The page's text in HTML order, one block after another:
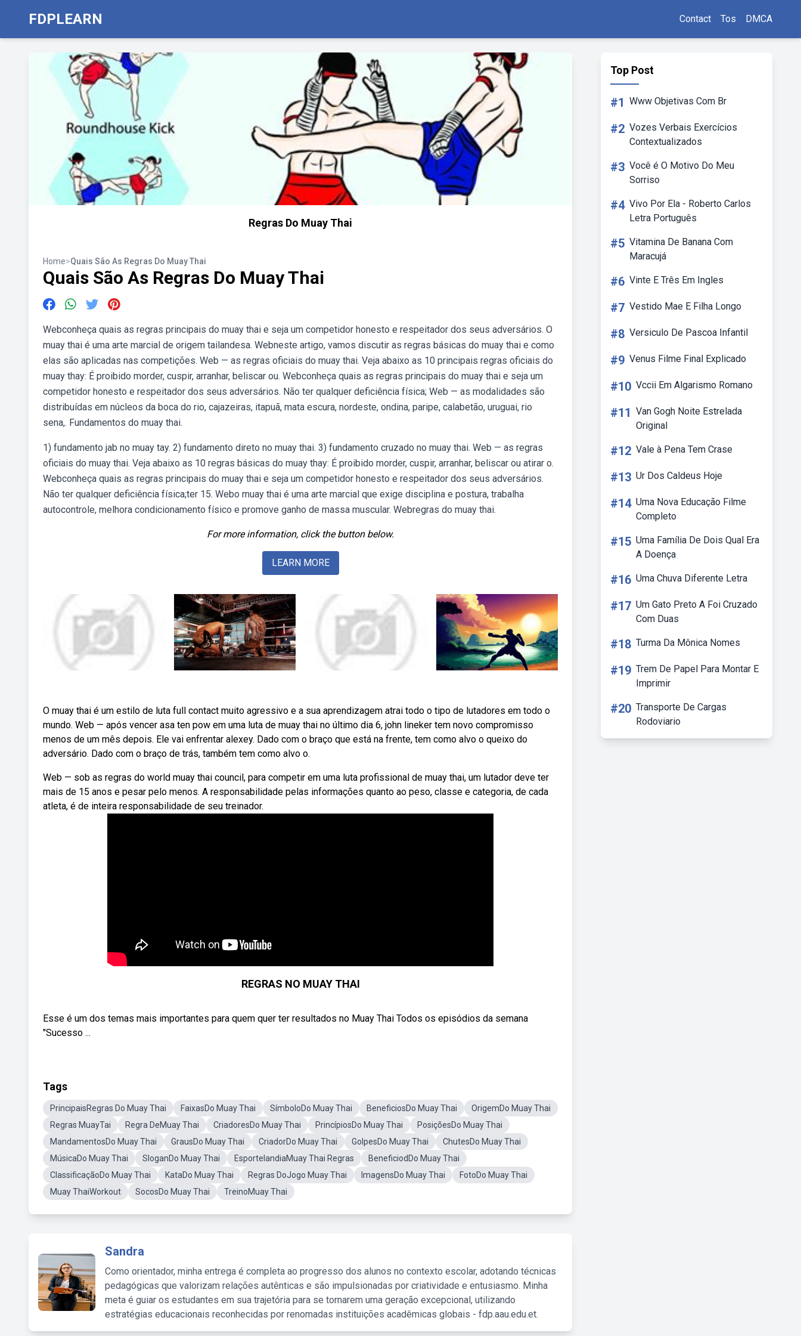
FDPLEARN Contact Tos DMCA
Regras Do Muay Thai
Home>Quais São As Regras Do Muay Thai
Quais São As Regras Do Muay Thai
Webconheça quais as regras principais do muay thai e seja um competidor honesto e respeitador dos seus adversários. O
muay thai é uma arte marcial de origem tailandesa. Webneste artigo, vamos discutir as regras básicas do muay thai e como
elas são aplicadas nas competições. Web — as regras oficiais do muay thai. Veja abaixo as 10 principais regras oficiais do
muay thay: É proibido morder, cuspir, arranhar, beliscar ou. Webconheça quais as regras principais do muay thai e seja um
competidor honesto e respeitador dos seus adversários. Não ter qualquer deficiência física; Web — as modalidades são
distribuídas em núcleos da boca do rio, cajazeiras, itapuã, mata escura, nordeste, ondina, paripe, calabetão, uruguai, rio
sena,. Fundamentos do muay thai.
1) fundamento jab no muay tay. 2) fundamento direto no muay thai. 3) fundamento cruzado no muay thai. Web — as regras
oficiais do muay thai. Veja abaixo as 10 regras básicas do muay thay: É proibido morder, cuspir, arranhar, beliscar ou atirar o.
Webconheça quais as regras principais do muay thai e seja um competidor honesto e respeitador dos seus adversários.
Não ter qualquer deficiência física;ter 15. Webo muay thai é uma arte marcial que exige disciplina e postura, trabalha
autocontrole, melhora condicionamento físico e promove ganho de massa muscular. Webregras do muay thai.
For more information, click the button below.
LEARN MORE
O muay thai é um estilo de luta full contact muito agressivo e a sua aprendizagem atrai todo o tipo de lutadores em todo o
mundo. Web — após vencer asa ten pow em uma luta de muay thai no último dia 6, john lineker tem novo compromisso
menos de um mês depois. Ele vai enfrentar alexey. Dado com o braço que está na frente, tem como alvo o queixo do
adversário. Dado com o braço de trás, também tem como alvo o.
Web — sob as regras do world muay thai council, para competir em uma luta profissional de muay thai, um lutador deve ter
mais de 15 anos e pesar pelo menos. A responsabilidade pelas informações quanto ao peso, classe e categoria, de cada
atleta, é de inteira responsabilidade de seu treinador.
REGRAS NO MUAY THAI
Esse é um dos temas mais importantes para quem quer ter resultados no Muay Thai Todos os episódios da semana
"Sucesso ...
Tags
PrincipaisRegras Do Muay Thai FaixasDo Muay Thai SímboloDo Muay Thai BeneficiosDo Muay Thai
OrigemDo Muay Thai
Regras MuayTai
Regra DeMuay Thai CriadoresDo Muay Thai PrincípiosDo Muay Thai
PosiçõesDo Muay Thai
MandamentosDo Muay Thai
GrausDo Muay Thai CriadorDo Muay Thai GolpesDo Muay Thai
ChutesDo Muay Thai
MúsicaDo Muay Thai
SloganDo Muay Thai EsportelandiaMuay Thai Regras
BeneficiodDo Muay Thai
ClassificaçãoDo Muay Thai
KataDo Muay Thai Regras DoJogo Muay Thai ImagensDo Muay Thai
FotoDo Muay Thai
Muay ThaiWorkout
SocosDo Muay Thai TreinoMuay Thai
Sandra
Como orientador, minha entrega é completa ao progresso dos alunos no contexto escolar, adotando técnicas
pedagógicas que valorizam relações autênticas e são impulsionadas por criatividade e entusiasmo. Minha
meta é guiar os estudantes em sua trajetória para se tornarem uma geração excepcional, utilizando
estratégias educacionais reconhecidas por renomadas instituições acadêmicas globais - fdp.aau.edu.et.
Top Post
#1 Www Objetivas Com Br
#2 Vozes Verbais Exercícios
Contextualizados
#3 Você é O Motivo Do Meu
Sorriso
#4 Vivo Por Ela - Roberto Carlos
Letra Português
#5 Vitamina De Banana Com
Maracujá
#6 Vinte E Três Em Ingles
#7 Vestido Mae E Filha Longo
#8 Versiculo De Pascoa Infantil
#9 Venus Filme Final Explicado
#10 Vccii Em Algarismo Romano
#11 Van Gogh Noite Estrelada
Original
#12 Vale à Pena Tem Crase
#13 Ur Dos Caldeus Hoje
#14 Uma Nova Educação Filme
Completo
#15 Uma Família De Dois Qual Era
A Doença
#16 Uma Chuva Diferente Letra
#17 Um Gato Preto A Foi Cruzado
Com Duas
#18 Turma Da Mônica Nomes
#19 Trem De Papel Para Montar E
Imprimir
#20 Transporte De Cargas
Rodoviario